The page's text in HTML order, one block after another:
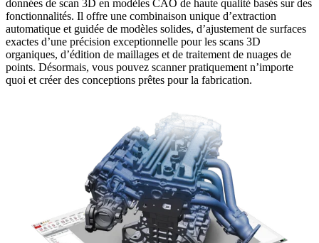
données de scan 3D en modèles CAO de haute qualité basés sur des
fonctionnalités. Il offre une combinaison unique d’extraction
automatique et guidée de modèles solides, d’ajustement de surfaces
exactes d’une précision exceptionnelle pour les scans 3D
organiques, d’édition de maillages et de traitement de nuages de
points. Désormais, vous pouvez scanner pratiquement n’importe
quoi et créer des conceptions prêtes pour la fabrication.